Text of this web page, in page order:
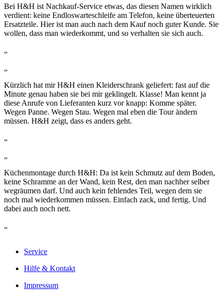
Bei H&H ist Nachkauf-Service etwas, das diesen Namen wirklich
verdient: keine Endloswarteschleife am Telefon, keine überteuerten
Ersatzteile. Hier ist man auch nach dem Kauf noch guter Kunde. Sie
wollen, dass man wiederkommt, und so verhalten sie sich auch.
„
„
Kürzlich hat mir H&H einen Kleiderschrank geliefert: fast auf die
Minute genau haben sie bei mir geklingelt. Klasse! Man kennt ja
diese Anrufe von Lieferanten kurz vor knapp: Komme später.
Wegen Panne. Wegen Stau. Wegen mal eben die Tour ändern
müssen. H&H zeigt, dass es anders geht.
„
„
Küchenmontage durch H&H: Da ist kein Schmutz auf dem Boden,
keine Schramme an der Wand, kein Rest, den man nachher selber
wegräumen darf. Und auch kein fehlendes Teil, wegen dem sie
noch mal wiederkommen müssen. Einfach zack, und fertig. Und
dabei auch noch nett.
„
Service
Hilfe & Kontakt
Impressum